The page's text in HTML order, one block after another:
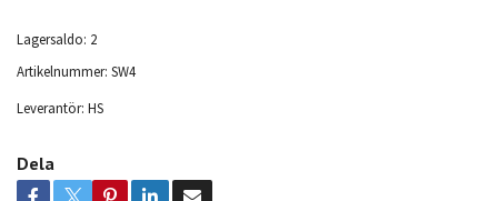
Lagersaldo: 2
Artikelnummer: SW4
Leverantör: HS
Dela